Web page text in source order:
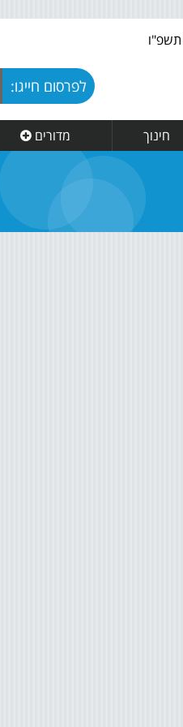
לפרסום חייגו:
חינוך מדורים